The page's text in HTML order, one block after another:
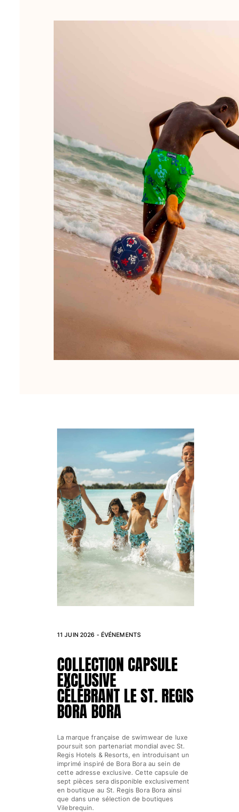
Tous les articles
Vestes et Manteaux
Pantalons
Sweats
T-shirts
Loungewear
Tous les articles
Grandes tailles
Tous les articles
Femme
Tous les articles
Maillots de bain
Deux pièces
Une pièce
Tous les articles
Prêt-à-porter
Tuniques
Pantalons
Sweatshirts
T-shirts
Loungewear
Kimonos
Tous les articles
Collection yachting
Tous les articles
Garçon
Classique ultra-léger
T-Shirts Anti UV
Maillots de Bain magiques
Polos
T-shirts
Pantalons
Chemises
Shorts
11 JUIN 2026 - ÉVÉNEMENTS
COLLECTION CAPSULE
EXCLUSIVE
CÉLÉBRANT LE ST. REGIS
BORA BORA
La marque française de swimwear de luxe
poursuit son partenariat mondial avec St.
Regis Hotels & Resorts, en introduisant un
imprimé inspiré de Bora Bora au sein de
cette adresse exclusive. Cette capsule de
sept pièces sera disponible exclusivement
en boutique au St. Regis Bora Bora ainsi
que dans une sélection de boutiques
Vilebrequin.